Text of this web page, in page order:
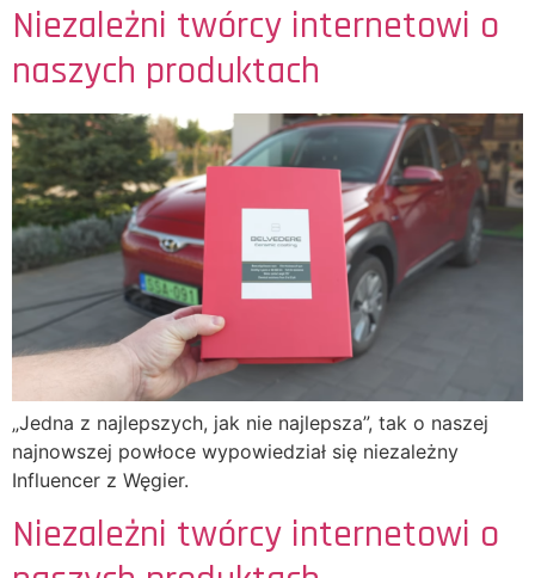
Niezależni twórcy internetowi o
naszych produktach
„Jedna z najlepszych, jak nie najlepsza”, tak o naszej
najnowszej powłoce wypowiedział się niezależny
Influencer z Węgier.
Niezależni twórcy internetowi o